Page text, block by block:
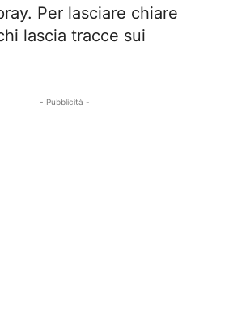
Per lasciare chiare
lascia tracce sui
- Pubblicità -